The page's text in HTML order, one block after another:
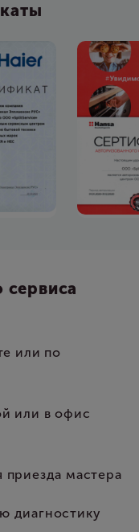
или по
или в офис
приезда мастера
диагностику